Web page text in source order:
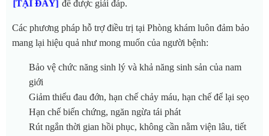
[TẠI ĐÂY] để được giải đáp.
Các phương pháp hỗ trợ điều trị tại Phòng khám luôn đảm bảo
mang lại hiệu quả như mong muốn của người bệnh:
Bảo vệ chức năng sinh lý và khả năng sinh sản của nam
giới
Giảm thiểu đau đớn, hạn chế chảy máu, hạn chế để lại sẹo
Hạn chế biến chứng, ngăn ngừa tái phát
Rút ngắn thời gian hồi phục, không cần nằm viện lâu, tiết